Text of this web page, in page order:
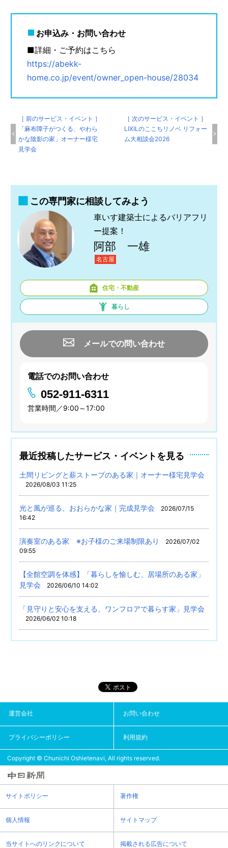
お申込み・お問い合わせ
■詳細・ご予約はこちら
https://abekk-
home.co.jp/event/owner_open-house/28034
［ 前のサービス・イベント ］
「麻布障子がつくる、やわら
かな陰影の家」オーナー様宅
見学会
［ 次のサービス・イベント ］
LIXILのここちリノベ リフォー
ム大相談会2026
この専門家に相談してみよう
車いす建築士によるバリアフリ
ー提案！
阿部 一雄
名古屋
住宅・不動産
暮らし
メールでの問い合わせ
電話でのお問い合わせ
052-911-6311
営業時間／9:00～17:00
最近投稿したサービス・イベントを見る
土間リビングと薪ストーブのある家｜オーナー様宅見学会
2026/08/03 11:25
光と風が巡る、おおらかな家｜完成見学会
2026/07/15
16:42
演奏室のある家 ※お子様のご来場制限あり
2026/07/02
09:55
【全館空調を体感】「暮らしを愉しむ、居場所のある家」
見学会
2026/06/10 14:02
「見守りと安心を支える、ワンフロアで暮らす家」見学会
2026/06/02 10:18
運営会社 お問い合わせ
プライバシーポリシー 利用規約
Copyright © Chunichi Oshietenavi, All rights reserved.
サイトポリシー 著作権
個人情報 サイトマップ
当サイトへのリンクについて 掲載される広告について